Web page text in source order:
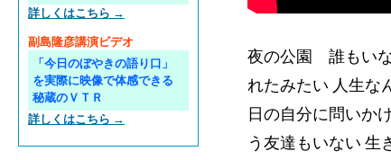
夜の公園 誰もい
れたみたい 人生
日の自分に問いか
う友達もいない
詳しくはこちら →
副島隆彦講演ビデオ
「今日のぼやきの語り口」
を実際に映像で体感できる
秘蔵のＶＴＲ
詳しくはこちら →